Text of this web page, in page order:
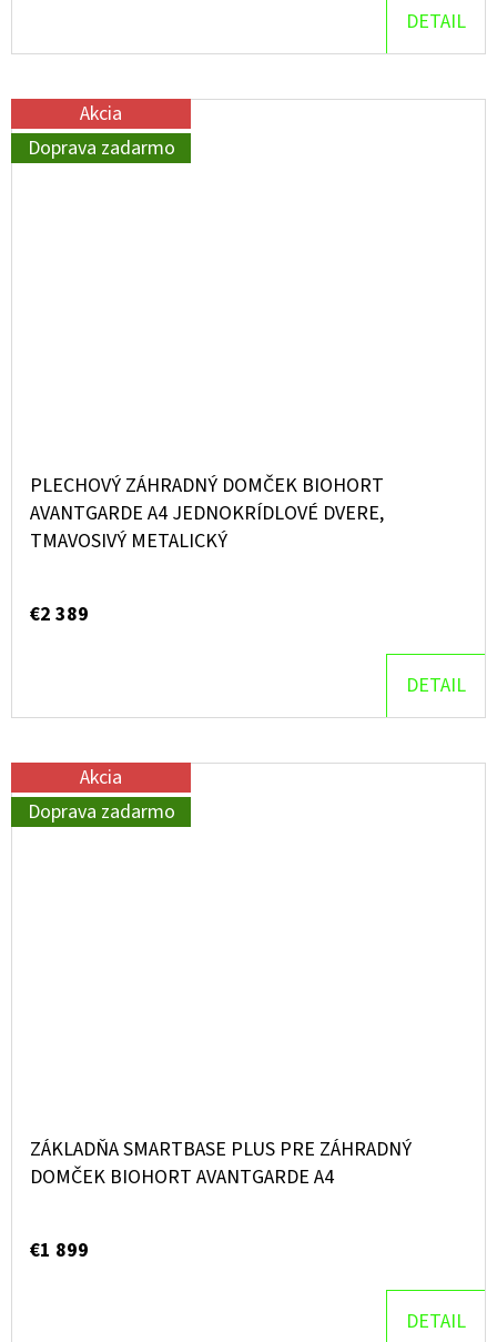
DETAIL
Akcia
Doprava zadarmo
PLECHOVÝ ZÁHRADNÝ DOMČEK BIOHORT
AVANTGARDE A4 JEDNOKRÍDLOVÉ DVERE,
TMAVOSIVÝ METALICKÝ
€2 389
DETAIL
Akcia
Doprava zadarmo
ZÁKLADŇA SMARTBASE PLUS PRE ZÁHRADNÝ
DOMČEK BIOHORT AVANTGARDE A4
€1 899
DETAIL